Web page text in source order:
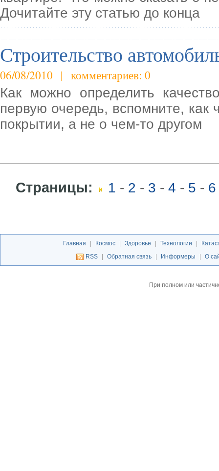
Дочитайте эту статью до конца
Строительство
06/08/2010 | комментариев: 0
Как можно определить
первую очередь, вспомните,
покрытии, а не о чем-то другом
Страницы: 1 - 2 - 3 - 4 - 5 - 6
Главная Космос Здоровье Технологии
RSS
Обратная связь Информеры О
При полном или